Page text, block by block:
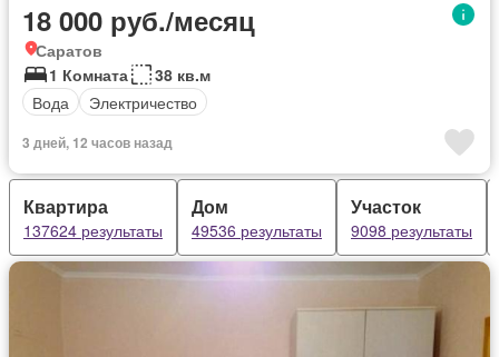
18 000 руб./месяц
Саратов
1 Комната
38 кв.м
Вода
Электричество
3 дней, 12 часов назад
Квартира
137624 результаты
Дом
49536 результаты
Участок
9098 результаты